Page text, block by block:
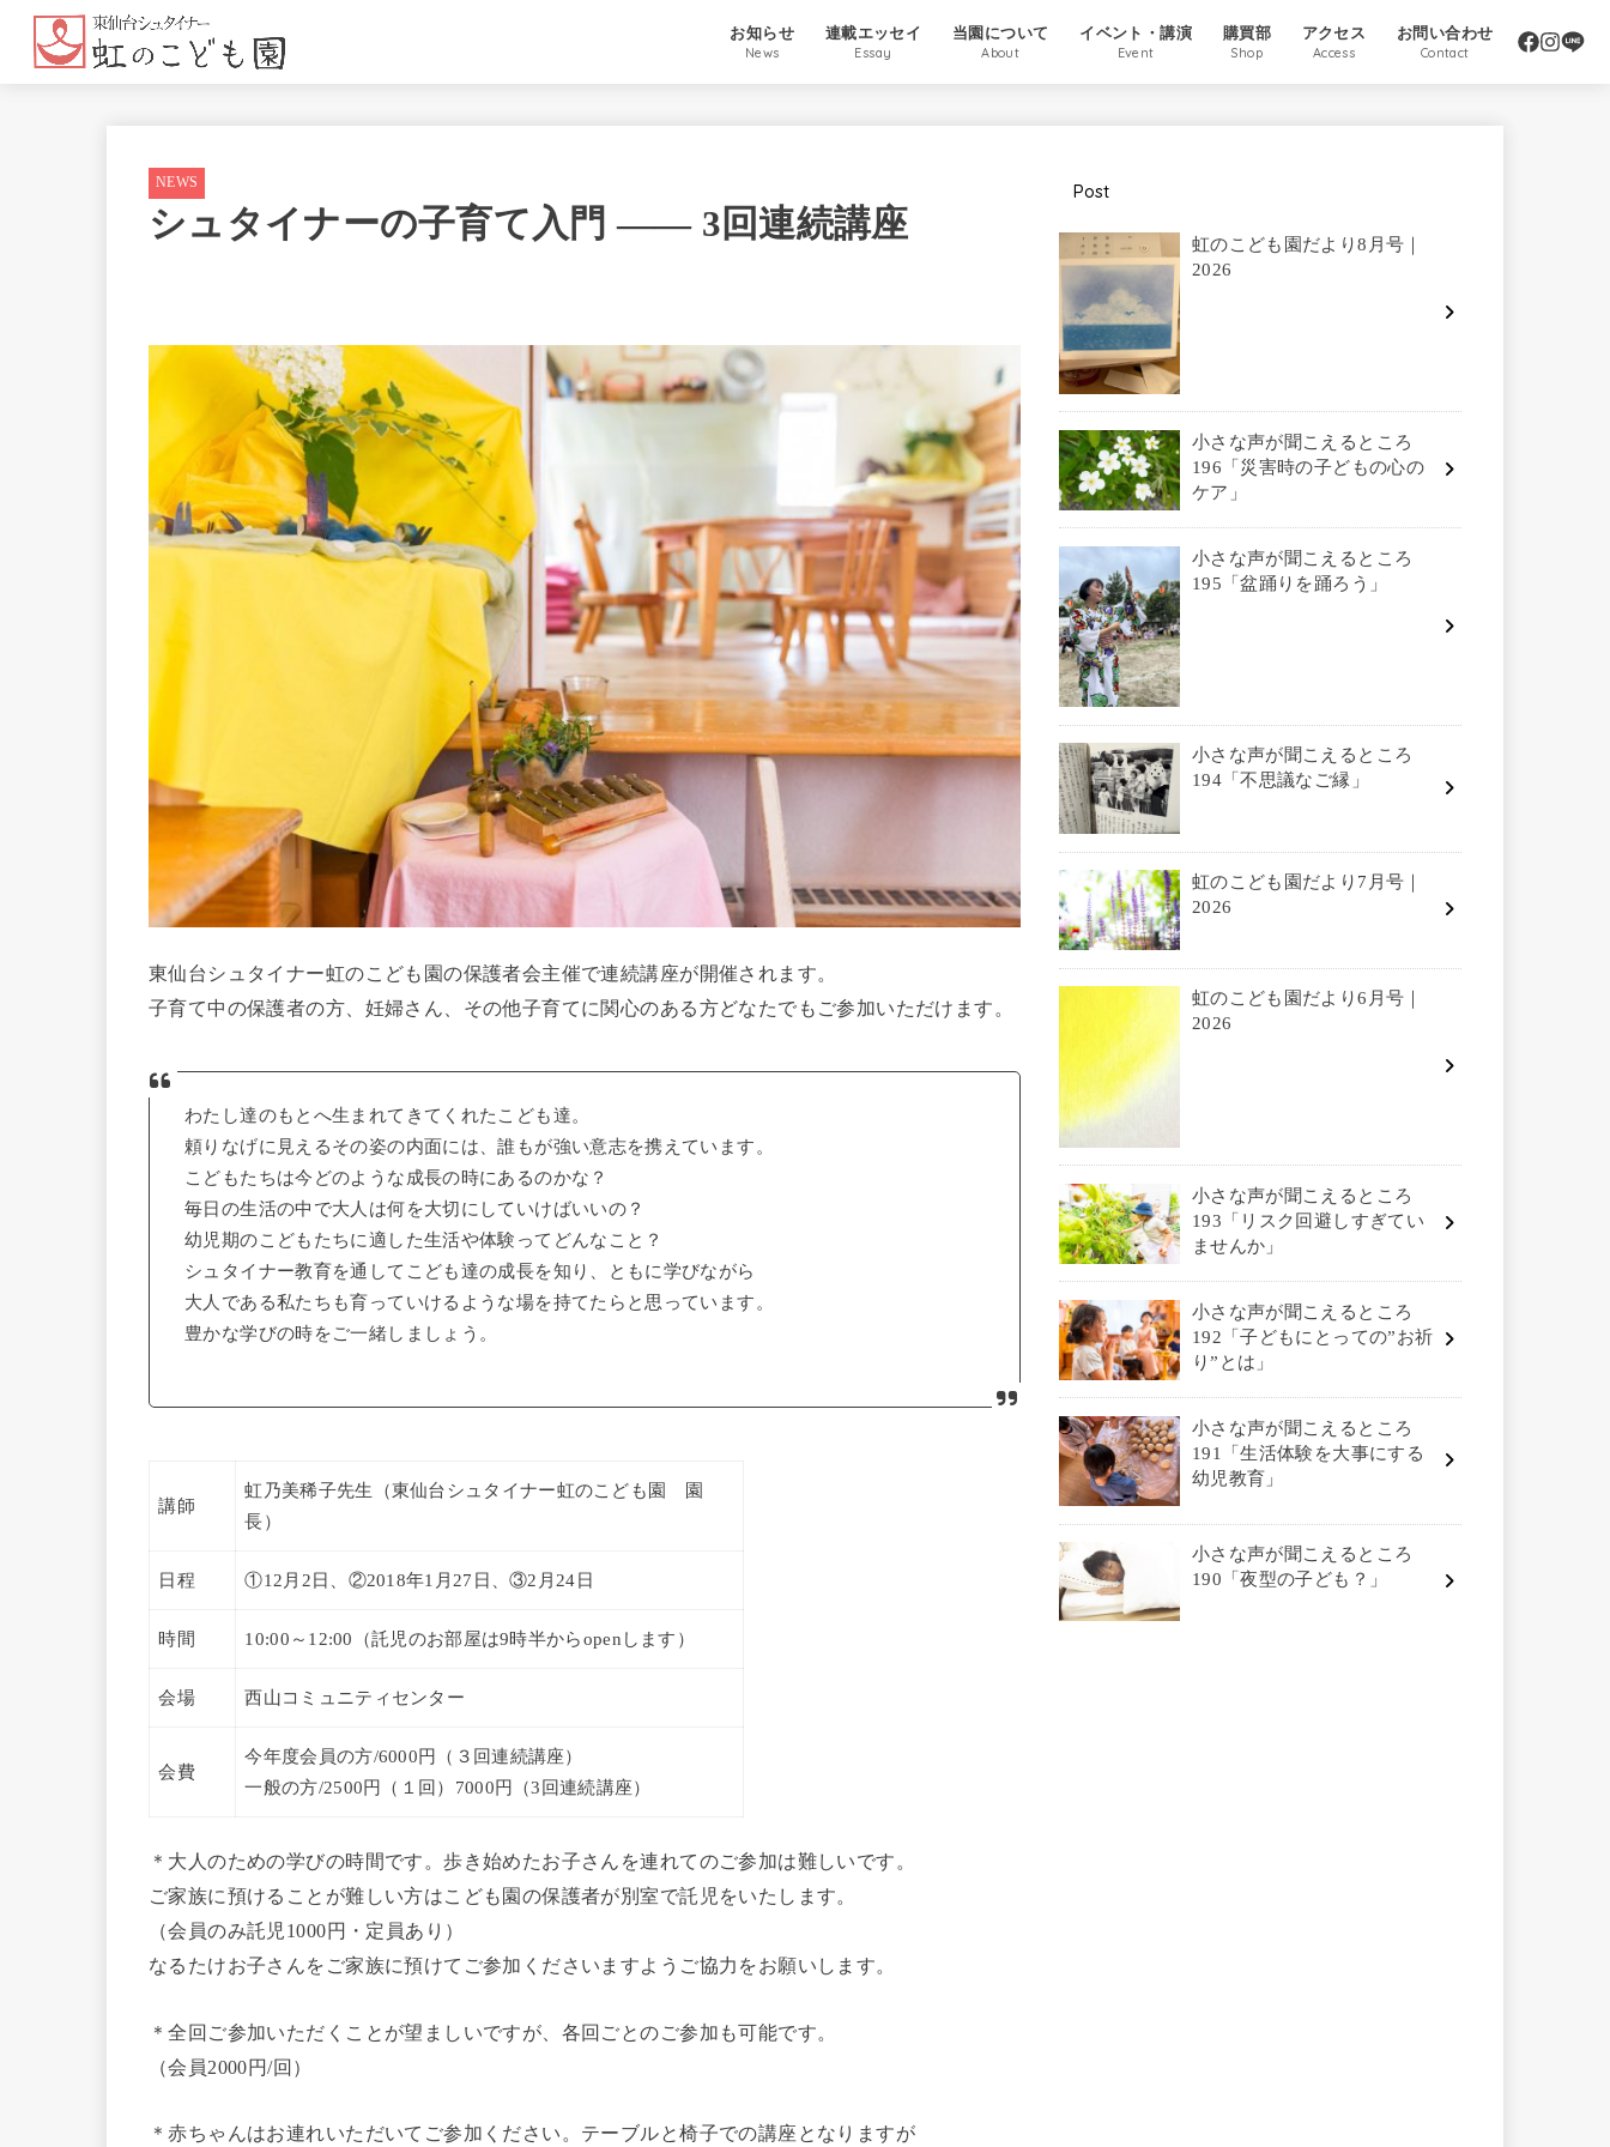
お知らせ
News
連載エッセイ
Essay
当園について
About
イベント・講演
Event
購買部
Shop
アクセス
Access
お問い合わせ
Contact
NEWS
シュタイナーの子育て入門 —— 3回連続講座
東仙台シュタイナー虹のこども園の保護者会主催で連続講座が開催されます。
子育て中の保護者の方、妊婦さん、その他子育てに関心のある方どなたでもご参加いただけます。
わたし達のもとへ生まれてきてくれたこども達。
頼りなげに見えるその姿の内面には、誰もが強い意志を携えています。
こどもたちは今どのような成長の時にあるのかな？
毎日の生活の中で大人は何を大切にしていけばいいの？
幼児期のこどもたちに適した生活や体験ってどんなこと？
シュタイナー教育を通してこども達の成長を知り、ともに学びながら
大人である私たちも育っていけるような場を持てたらと思っています。
豊かな学びの時をご一緒しましょう。
講師
虹乃美稀子先生（東仙台シュタイナー虹のこども園 園
長）
日程 ①12月2日、②2018年1月27日、③2月24日
時間 10:00～12:00（託児のお部屋は9時半からopenします）
会場 西山コミュニティセンター
会費
今年度会員の方/6000円（３回連続講座）
一般の方/2500円（１回）7000円（3回連続講座）
＊大人のための学びの時間です。歩き始めたお子さんを連れてのご参加は難しいです。
ご家族に預けることが難しい方はこども園の保護者が別室で託児をいたします。
（会員のみ託児1000円・定員あり）
なるたけお子さんをご家族に預けてご参加くださいますようご協力をお願いします。
＊全回ご参加いただくことが望ましいですが、各回ごとのご参加も可能です。
（会員2000円/回）
＊赤ちゃんはお連れいただいてご参加ください。テーブルと椅子での講座となりますが
Post
虹のこども園だより8月号｜
2026
小さな声が聞こえるところ
196「災害時の子どもの心の
ケア」
小さな声が聞こえるところ
195「盆踊りを踊ろう」
小さな声が聞こえるところ
194「不思議なご縁」
虹のこども園だより7月号｜
2026
虹のこども園だより6月号｜
2026
小さな声が聞こえるところ
193「リスク回避しすぎてい
ませんか」
小さな声が聞こえるところ
192「子どもにとっての”お祈
り”とは」
小さな声が聞こえるところ
191「生活体験を大事にする
幼児教育」
小さな声が聞こえるところ
190「夜型の子ども？」